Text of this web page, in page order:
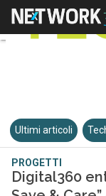
Ultimi articoli
PROGETTI
Digital360